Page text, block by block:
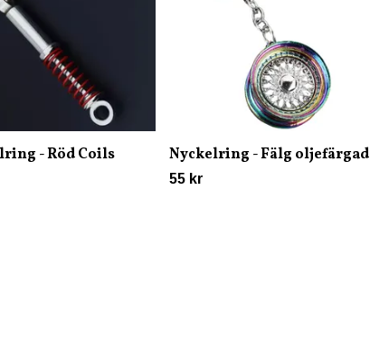
- Röd Coils Nyckelring - Fälg oljefärgad
55 kr